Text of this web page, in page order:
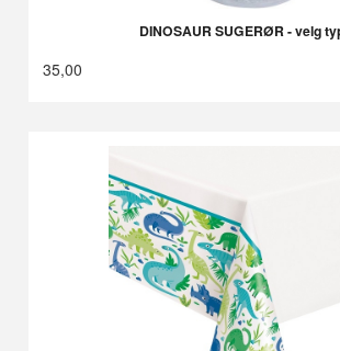
DINOSAUR SUGERØR - velg
35,00